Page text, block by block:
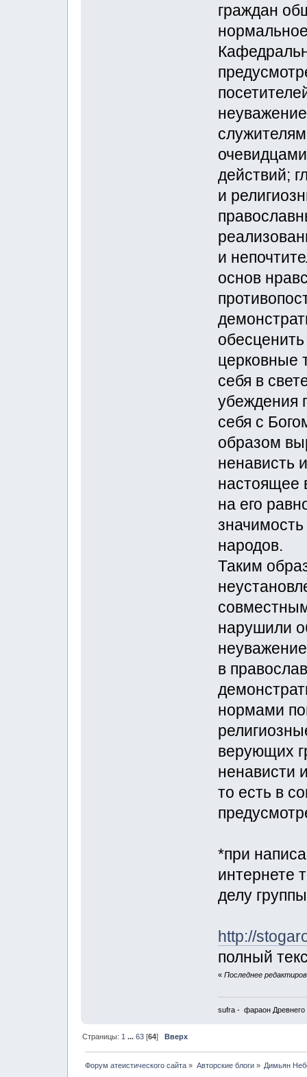
граждан
действий;
и
и
основ
церковные
себя в
убеждения
себя с
образом
ненависть
настоящее
на его
народов.
Таким
нарушили
в
нормами
верующих
ненависти
то есть в
*при
интернете
делу
http://
полный
« Последнее
sufra - фараон Древнего
Страницы: 1 ...63 [64]Вверх
Форум атеистического сайта » Авторские блоги» Димьян